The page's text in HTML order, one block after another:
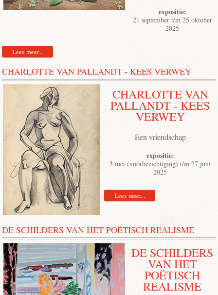
expositie:
21 september t/m 25 oktober
2025
Lees meer...
CHARLOTTE VAN PALLANDT - KEES VERWEY
CHARLOTTE VAN
PALLANDT - KEES
VERWEY
Een vriendschap
expositie:
3 mei (voorbezichtiging) t/m 27 juni
2025
Lees meer...
DE SCHILDERS VAN HET POËTISCH REALISME
DE SCHILDERS
VAN HET
POËTISCH
REALISME